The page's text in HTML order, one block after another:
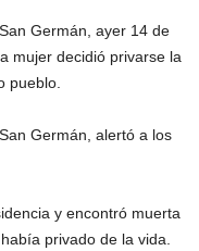
Germán, ayer 14 de
mujer decidió privarse la
pueblo.
Germán, alertó a los
y encontró muerta
privado de la vida.